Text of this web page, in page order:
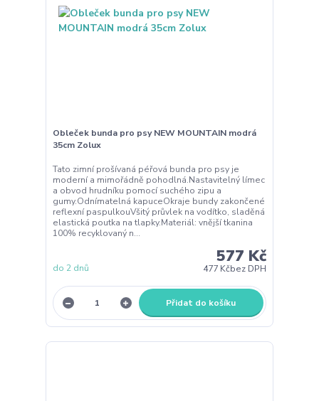
Obleček bunda pro psy NEW MOUNTAIN modrá
35cm Zolux
Tato zimní prošívaná péřová bunda pro psy je
moderní a mimořádně pohodlná.Nastavitelný límec
a obvod hrudníku pomocí suchého zipu a
gumy.Odnímatelná kapuceOkraje bundy zakončené
reflexní paspulkouVšitý průvlek na vodítko, sladěná
elastická poutka na tlapky.Materiál: vnější tkanina
100% recyklovaný n...
577 Kč
477 Kčbez DPH
do 2 dnů
Přidat do košíku